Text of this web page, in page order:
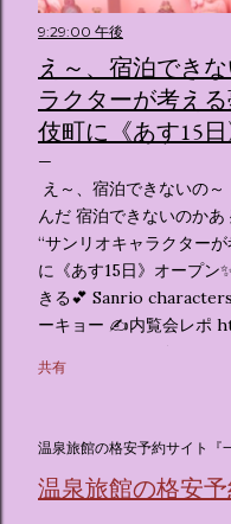
9:29:00 午後
え～、宿泊でき
ラクターが考え
伎町に《あす15
え～、宿泊できないの
んだ 宿泊できないのか
“サンリオキャラクター
に《あす15日》オープン
きる💕 Sanrio
ーキョー ✍️内覧会レポ
pic.twitter.com/
(@oricon) July 14, 2026
はなく、2026年7月15日
リオキャラクターズの体
共有
温泉旅館の格安予約サイト『
温泉旅館の格安予